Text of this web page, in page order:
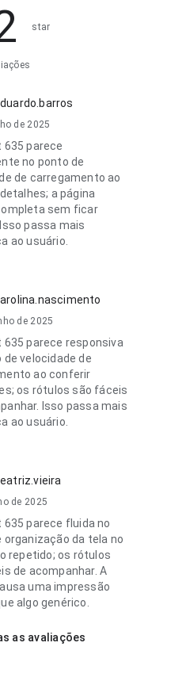
star
de 2025
635 parece
no ponto de
de carregamento ao
a página
sem ficar
passa mais
ao usuário.
de 2025
635 parece responsiva
de velocidade de
ao conferir
os rótulos são fáceis
Isso passa mais
ao usuário.
de 2025
635 parece fluida no
organização da tela no
repetido; os rótulos
de acompanhar. A
uma impressão
algo genérico.
as avaliações